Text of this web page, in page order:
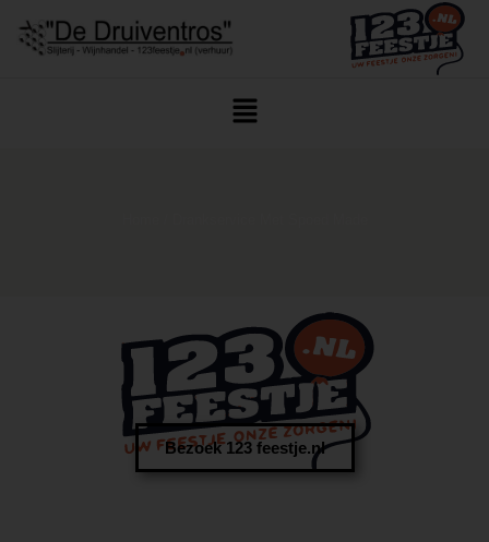
Bezoek 123 feestje.nl